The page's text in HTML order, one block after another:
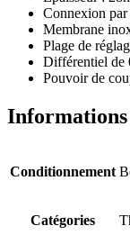
Connexion par
Membrane
Plage de
Différentiel de
Pouvoir de
Conditionnement
Catégories